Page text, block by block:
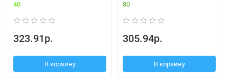
40
323.91р.
В корзину
80
305.94р.
В корзину